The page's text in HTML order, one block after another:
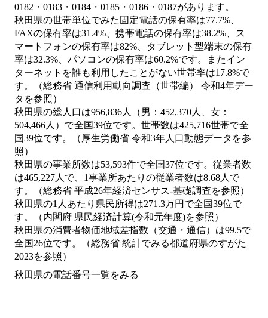
0182・0183・0184・0185・0186・0187があります。
秋田県の世帯単位でみた固定電話の保有率は77.7%、
FAXの保有率は31.4%、携帯電話の保有率は38.2%、ス
マートフォンの保有率は82%、タブレット型端末の保有
率は32.3%、パソコンの保有率は60.2%です。またイン
ターネットを誰も利用したことがない世帯率は17.8%で
す。（総務省 通信利用動向調査（世帯編） 令和4年デー
タを参照）
秋田県の総人口は956,836人（男：452,370人、女：
504,466人）で全国39位です。世帯数は425,716世帯で全
国39位です。（厚生労働省 令和3年人口動態データを参
照）
秋田県の事業所数は53,593件で全国37位です。従業者数
は465,227人で、1事業所あたりの従業者数は8.68人で
す。（総務省 平成26年経済センサス‐基礎調査を参照）
秋田県の1人あたり県民所得は271.3万円で全国39位で
す。（内閣府 県民経済計算(令和元年度)を参照）
秋田県の消費者物価地域差指数（交通・通信）は99.5で
全国26位です。（総務省 統計でみる都道府県のすがた
2023を参照）
秋田県の電話番号一覧をみる